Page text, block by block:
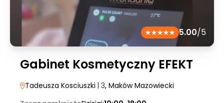
5.00/5
Gabinet Kosmetyczny EFEKT
Tadeusza Kosciuszki | 3, Maków Mazowiecki